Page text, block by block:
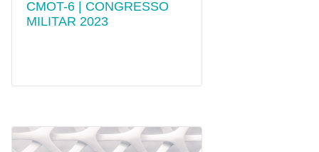
CMOT-6 | CONGRESSO
MILITAR 2023